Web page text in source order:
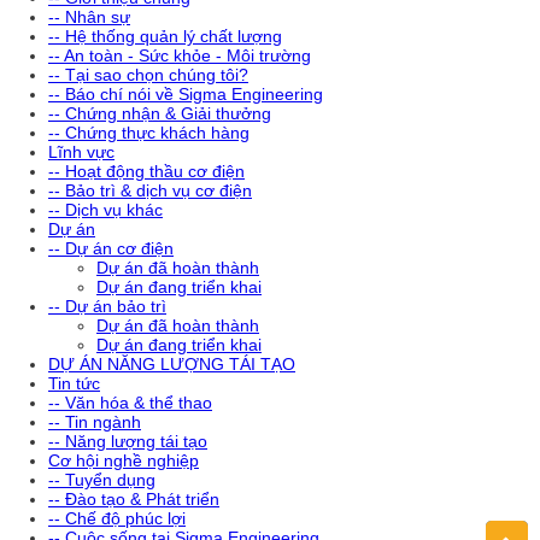
-- Nhân sự
-- Hệ thống quản lý chất lượng
-- An toàn - Sức khỏe - Môi trường
-- Tại sao chọn chúng tôi?
-- Báo chí nói về Sigma Engineering
-- Chứng nhận & Giải thưởng
-- Chứng thực khách hàng
Lĩnh vực
-- Hoạt động thầu cơ điện
-- Bảo trì & dịch vụ cơ điện
-- Dịch vụ khác
Dự án
-- Dự án cơ điện
Dự án đã hoàn thành
Dự án đang triển khai
-- Dự án bảo trì
Dự án đã hoàn thành
Dự án đang triển khai
DỰ ÁN NĂNG LƯỢNG TÁI TẠO
Tin tức
-- Văn hóa & thể thao
-- Tin ngành
-- Năng lượng tái tạo
Cơ hội nghề nghiệp
-- Tuyển dụng
-- Đào tạo & Phát triển
-- Chế độ phúc lợi